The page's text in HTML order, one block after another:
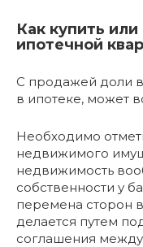
Как купить
ипотечной
С продажей доли в
в ипотеке, может
Необходимо
недвижимого
недвижимость
собственности у
перемена сторон
делается путем
соглашения